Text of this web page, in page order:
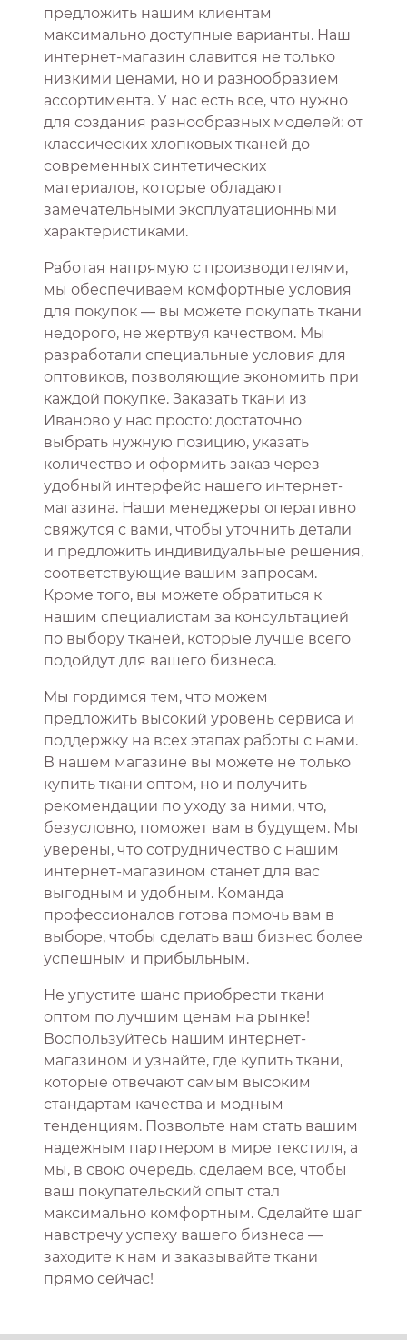
предложить нашим клиентам
максимально доступные варианты. Наш
интернет-магазин славится не только
низкими ценами, но и разнообразием
ассортимента. У нас есть все, что нужно
для создания разнообразных моделей: от
классических хлопковых тканей до
современных синтетических
материалов, которые обладают
замечательными эксплуатационными
характеристиками.
Работая напрямую с производителями,
мы обеспечиваем комфортные условия
для покупок — вы можете покупать ткани
недорого, не жертвуя качеством. Мы
разработали специальные условия для
оптовиков, позволяющие экономить при
каждой покупке. Заказать ткани из
Иваново у нас просто: достаточно
выбрать нужную позицию, указать
количество и оформить заказ через
удобный интерфейс нашего интернет-
магазина. Наши менеджеры оперативно
свяжутся с вами, чтобы уточнить детали
и предложить индивидуальные решения,
соответствующие вашим запросам.
Кроме того, вы можете обратиться к
нашим специалистам за консультацией
по выбору тканей, которые лучше всего
подойдут для вашего бизнеса.
Мы гордимся тем, что можем
предложить высокий уровень сервиса и
поддержку на всех этапах работы с нами.
В нашем магазине вы можете не только
купить ткани оптом, но и получить
рекомендации по уходу за ними, что,
безусловно, поможет вам в будущем. Мы
уверены, что сотрудничество с нашим
интернет-магазином станет для вас
выгодным и удобным. Команда
профессионалов готова помочь вам в
выборе, чтобы сделать ваш бизнес более
успешным и прибыльным.
Не упустите шанс приобрести ткани
оптом по лучшим ценам на рынке!
Воспользуйтесь нашим интернет-
магазином и узнайте, где купить ткани,
которые отвечают самым высоким
стандартам качества и модным
тенденциям. Позвольте нам стать вашим
надежным партнером в мире текстиля, а
мы, в свою очередь, сделаем все, чтобы
ваш покупательский опыт стал
максимально комфортным. Сделайте шаг
навстречу успеху вашего бизнеса —
заходите к нам и заказывайте ткани
прямо сейчас!